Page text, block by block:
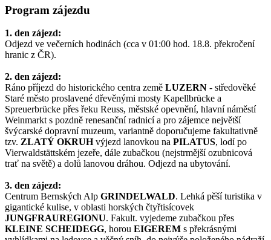
Program zájezdu
1. den zájezd:
Odjezd ve večerních hodinách (cca v 01:00 hod. 18.8. překročení
hranic z ČR).
2. den zájezd:
Ráno příjezd do historického centra země LUZERN - středověké
Staré město proslavené dřevěnými mosty Kapellbrücke a
Spreuerbrücke přes řeku Reuss, městské opevnění, hlavní náměstí
Weinmarkt s pozdně renesanční radnicí a pro zájemce největší
švýcarské dopravní muzeum, variantně doporučujeme fakultativně
tzv. ZLATÝ OKRUHvýjezd lanovkou na PILATUS, lodí po
Vierwaldstättském jezeře, dále zubačkou (nejstrmější ozubnicová
trať na světě) a dolů lanovou dráhou. Odjezd na ubytování.
3. den zájezd:
Centrum Bernských Alp GRINDELWALD. Lehká pěší turistika v
gigantické kulise, v oblasti horských čtyřtisícovek
JUNGFRAUREGIONU. Fakult. vyjedeme zubačkou přes
KLEINE SCHEIDEGG, horou EIGEREM s překrásnými